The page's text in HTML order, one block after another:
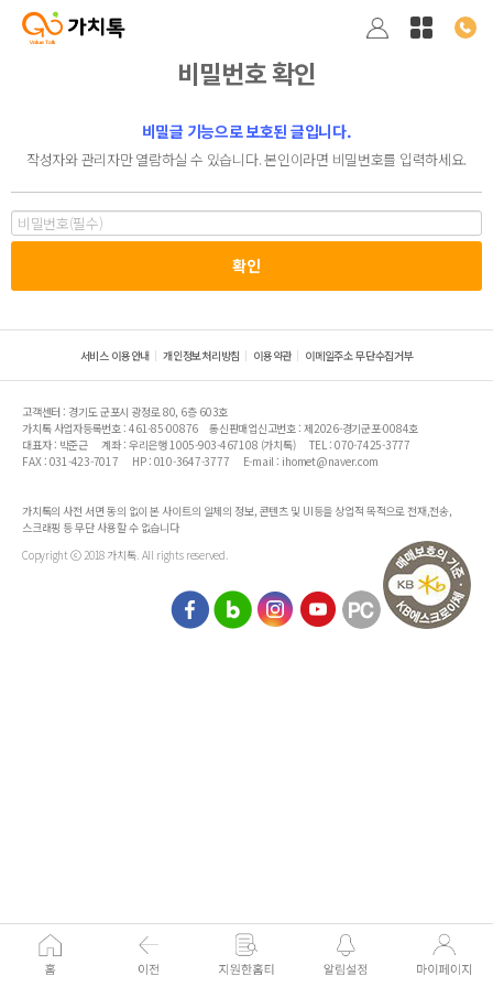
비밀번호 확인
비밀글 기능으로 보호된 글입니다.
작성자와 관리자만 열람하실 수 있습니다. 본인이라면 비밀번호를 입력하세요.
서비스 이용안내 개인정보처리방침 이용약관 이메일주소 무단수집거부
고객센터 : 경기도 군포시 광정로 80, 6층 603호
가치톡 사업자등록번호 : 461-85-00876
통신판매업신고번호 : 제2026-경기군포-0084호
대표자 : 박준근
계좌 : 우리은행 1005-903-467108 (가치톡)
TEL : 070-7425-3777
FAX : 031-423-7017
HP : 010-3647-3777 E-mail : ihomet@naver.com
가치톡의 사전 서면 동의 없이 본 사이트의 일체의 정보, 콘텐츠 및 UI등을 상업적 목적으로 전재,전송,
스크래핑 등 무단 사용할 수 없습니다
Copyright ⓒ 2018 가치톡. All rights reserved.